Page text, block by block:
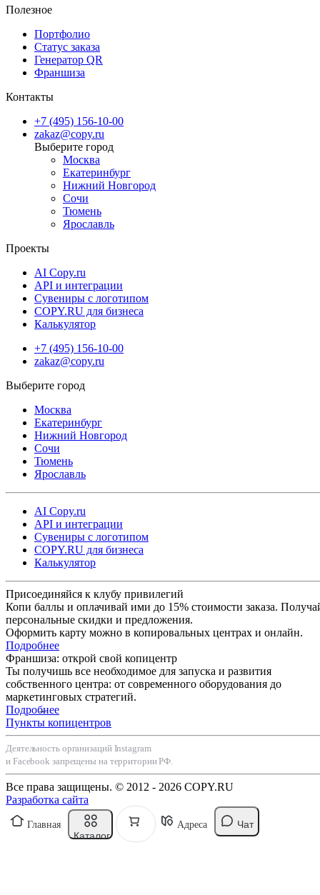
Полезное
Портфолио
Статус заказа
Генератор QR
Франшиза
Контакты
+7 (495) 156-10-00
zakaz@copy.ru
Москва
Екатеринбург
Нижний Новгород
Сочи
Тюмень
Ярославль
Проекты
AI Copy.ru
API и интеграции
Сувениры с логотипом
COPY.RU для бизнеса
Калькулятор
+7 (495) 156-10-00
zakaz@copy.ru
Москва
Екатеринбург
Нижний Новгород
Сочи
Тюмень
Ярославль
AI Copy.ru
API и интеграции
Сувениры с логотипом
COPY.RU для бизнеса
Калькулятор
Присоединяйся к клубу привилегий
Копи баллы и оплачивай ими до 15% стоимости заказа.
персональные скидки и предложения.
Оформить карту можно в копировальных центрах и онлайн.
Подробнее
Франшиза: открой свой копицентр
Ты получишь все необходимое для запуска и развития
собственного центра: от современного оборудования до
маркетинговых стратегий.
Подробнее
Пункты копицентров
Деятельность организаций Instagram
и Facebook запрещены на территории РФ.
Все права защищены. © 2012 - 2026 COPY.RU
Разработка сайта
Главная
Каталог
Адреса Чат